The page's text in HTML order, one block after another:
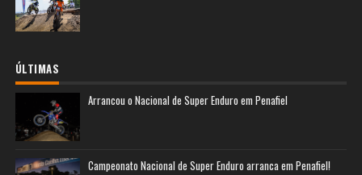
ÚLTIMAS
Arrancou o Nacional de Super Enduro em Penafiel
Campeonato Nacional de Super Enduro arranca em Penafiel!